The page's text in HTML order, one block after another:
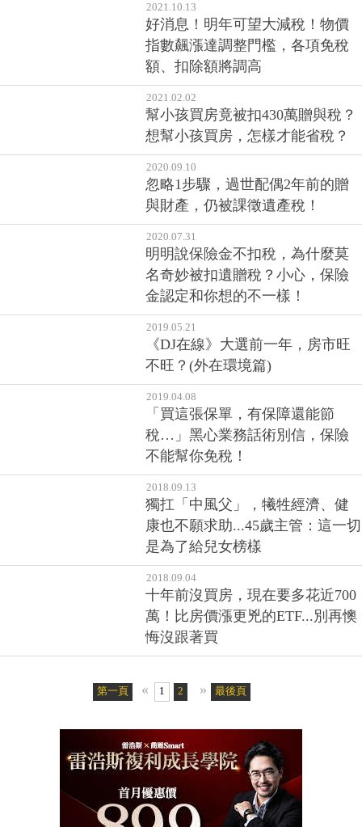
2021.10.13
好消息！明年可望大減稅！物價
指數飆漲達調整門檻，各項免稅
額、扣除額將調高
2021.02.02
幫小孩買房竟被扣430萬贈與稅？
想幫小孩買房，怎樣才能省稅？
2020.09.10
忽略1步驟，過世配偶2年前的贈
與財產，仍被課徵遺產稅！
2020.07.31
明明說保險金不扣稅，為什麼莫
名奇妙被扣遺贈稅？小心，保險
金認定和你想的不一樣！
2019.05.21
《DJ在線》大選前一年，房市旺
不旺？(外在環境篇)
2019.04.08
「買這張保單，有保障還能節
稅…」黑心業務話術別信，保險
不能幫你免稅！
2018.09.13
獨扛「中風父」，犧牲經濟、健
康也不願求助...45歲主管：這一切
是為了給兒女榜樣
2018.09.04
十年前沒買房，現在要多花近700
萬！比房價漲更兇的ETF...別再懊
第一頁 « 1 2 » 最後頁